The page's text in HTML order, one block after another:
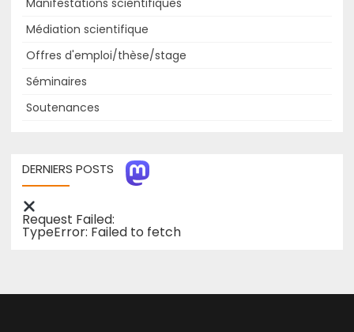
Manifestations scientifiques
Médiation scientifique
Offres d'emploi/thèse/stage
Séminaires
Soutenances
DERNIERS POSTS
Request Failed:
TypeError: Failed to fetch